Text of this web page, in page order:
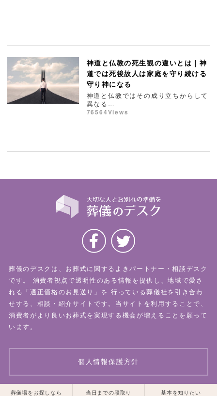
一覧はこちら
神道と仏教の死生観の違いとは｜神
道では死後故人は家庭を守り続ける
守り神になる
神道と仏教ではその成り立ちからして
異なる…
76564Views
一覧はこちら
葬儀場をお探しなら 当日までの段取り 基本を知りたい
葬儀のデスクは、お葬式に関するよきパートナー・相談デスク
です。
消費者視点で透明性のある情報を提供し、地域で愛さ
れる「適正価格のお見送り」を 行っている葬儀社を引き合わ
せする、相談・紹介サイトです。当サイトを利用することで、
消費者がより良いお葬式を実現する機会が増えることを願って
います。
個人情報保護方針
© 2026 葬儀のデスク All Rights Reserved.